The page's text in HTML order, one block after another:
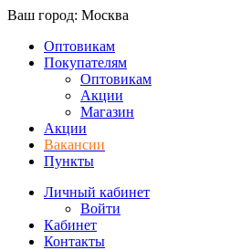
Ваш город: Москва
Оптовикам
Покупателям
Оптовикам
Акции
Магазин
Акции
Вакансии
Пункты
Личный кабинет
Войти
Кабинет
Контакты